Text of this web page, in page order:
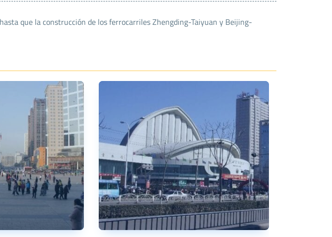
que la construcción de los ferrocarriles Zhengding-Taiyuan y Beijing-